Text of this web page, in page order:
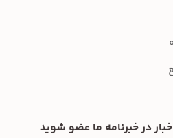
در خبرنامه ما عضو شوید